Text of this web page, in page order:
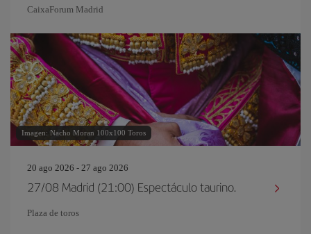
CaixaForum Madrid
Imagen: Nacho Moran 100x100 Toros
20 ago 2026 - 27 ago 2026
27/08 Madrid (21:00) Espectáculo taurino.
Plaza de toros